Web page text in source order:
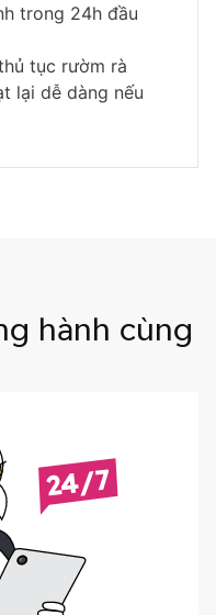
trong 24h đầu
tục rườm rà
lại dễ dàng nếu
hành cùng